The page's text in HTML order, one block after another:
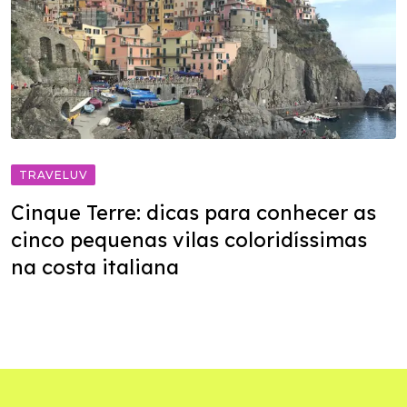
TRAVELUV
Cinque Terre: dicas para conhecer as
cinco pequenas vilas coloridíssimas
na costa italiana